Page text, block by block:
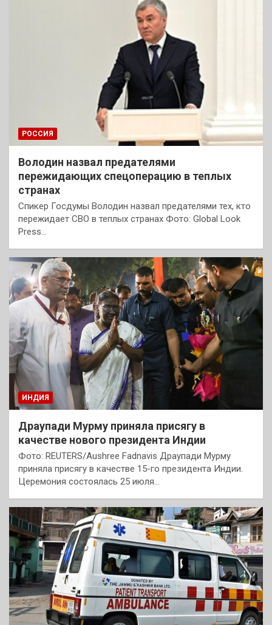
РОССИЯ
Володин назвал предателями
пережидающих спецоперацию в теплых
странах
Спикер Госдумы Володин назвал предателями тех, кто
пережидает СВО в теплых странах Фото: Global Look
Press…
ИНДИЯ
Драупади Мурму приняла присягу в
качестве нового президента Индии
Фото: REUTERS/Aushree Fadnavis Драупади Мурму
приняла присягу в качестве 15-го президента Индии.
Церемония состоялась 25 июля…